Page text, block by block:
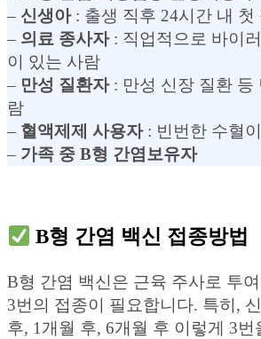
– 신생아: 출생 직후 24시간 내 첫
– 의료 종사자: 직업적으로 바이
이 있는 사람
– 만성 질환자: 만성 신장 질환 등
람
– 혈액제제 사용자: 빈번한 수혈
– 가족 중 B형 간염보유자
B형 간염 백신 접종방법
B형 간염 백신은 근육 주사로 투
3번의 접종이 필요합니다. 특히,
후, 1개월 후, 6개월 후 이렇게 3번